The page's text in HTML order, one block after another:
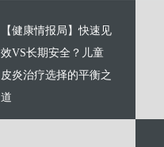
【健康情报局】快速见
效VS长期安全？儿童
皮炎治疗选择的平衡之
道